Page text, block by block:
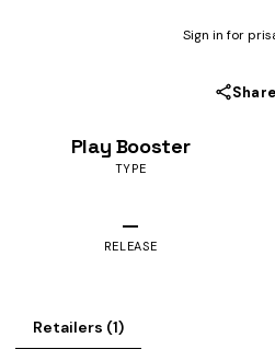
Sign in for
Share
Play Booster
TYPE
—
RELEASE
Retailers (1)